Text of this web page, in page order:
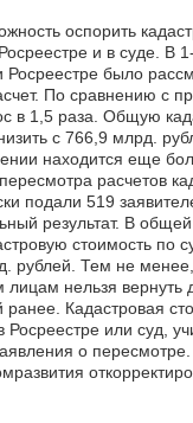
оспорить
и в суде. В
Росреестре было
По сравнению с
в 1,5 раза. Общую
с 766,9 млрд.
находится еще
расчетов
подали 519
результат. В
стоимость по
рублей. Тем не
лицам нельзя вернуть
ранее. Кадастровая
Росреестре или суд,
о